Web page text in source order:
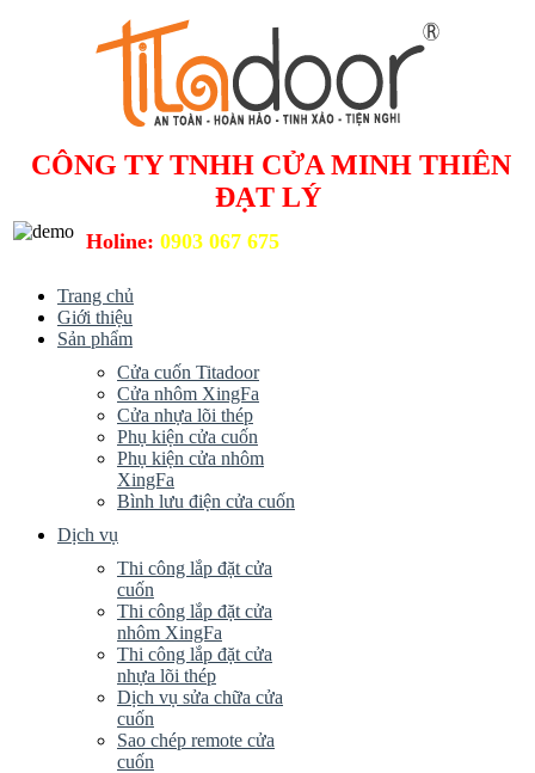
CÔNG TY TNHH CỬA MINH THIÊN
ĐẠT LÝ
Holine: 0903 067 675
Trang chủ
Giới thiệu
Sản phẩm
Cửa cuốn Titadoor
Cửa nhôm XingFa
Cửa nhựa lõi thép
Phụ kiện cửa cuốn
Phụ kiện cửa nhôm
XingFa
Bình lưu điện cửa cuốn
Dịch vụ
Thi công lắp đặt cửa
cuốn
Thi công lắp đặt cửa
nhôm XingFa
Thi công lắp đặt cửa
nhựa lõi thép
Dịch vụ sửa chữa cửa
cuốn
Sao chép remote cửa
cuốn